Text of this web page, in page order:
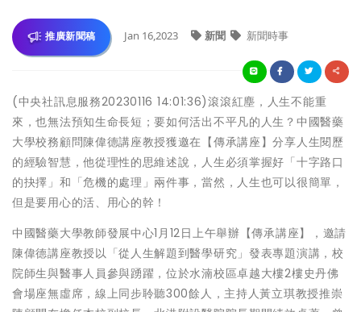
推廣新聞稿 Jan 16,2023 新聞 新聞時事
(中央社訊息服務20230116 14:01:36)滾滾紅塵，人生不能重
來，也無法預知生命長短；要如何活出不平凡的人生？中國醫藥
大學校務顧問陳偉德講座教授獲邀在【傳承講座】分享人生閱歷
的經驗智慧，他從理性的思維述說，人生必須掌握好「十字路口
的抉擇」和「危機的處理」兩件事，當然，人生也可以很簡單，
但是要用心的活、用心的幹！
中國醫藥大學教師發展中心1月12日上午舉辦【傳承講座】，邀請
陳偉德講座教授以「從人生解題到醫學研究」發表專題演講，校
院師生與醫事人員參與踴躍，位於水湳校區卓越大樓2樓史丹佛
會場座無虛席，線上同步聆聽300餘人，主持人黃立琪教授推崇